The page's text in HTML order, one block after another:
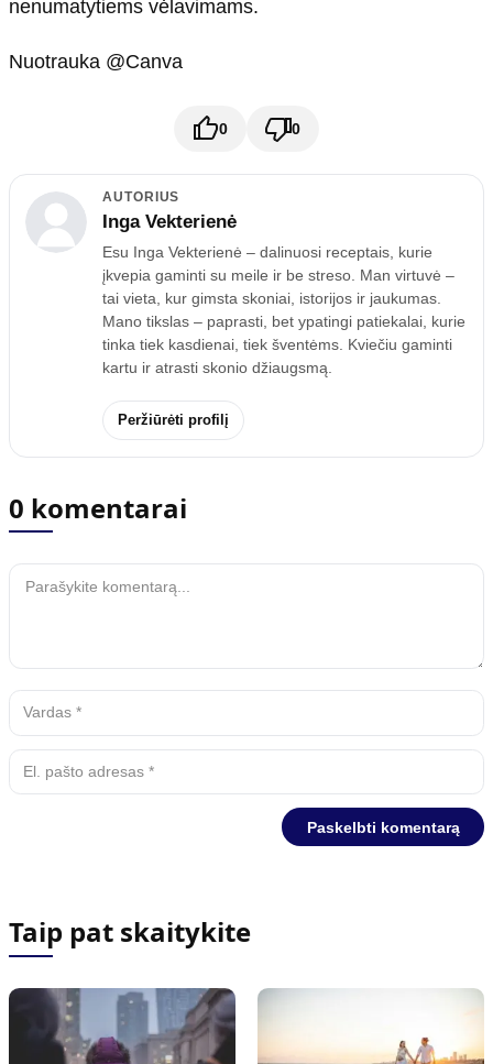
nenumatytiems vėlavimams.
Nuotrauka @Canva
0 0
AUTORIUS
Inga Vekterienė
Esu Inga Vekterienė – dalinuosi receptais, kurie
įkvepia gaminti su meile ir be streso. Man virtuvė –
tai vieta, kur gimsta skoniai, istorijos ir jaukumas.
Mano tikslas – paprasti, bet ypatingi patiekalai, kurie
tinka tiek kasdienai, tiek šventėms. Kviečiu gaminti
kartu ir atrasti skonio džiaugsmą.
Peržiūrėti profilį
0 komentarai
Taip pat skaitykite